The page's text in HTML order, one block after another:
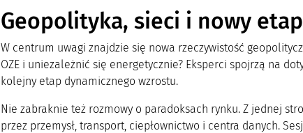
Geopolityka, sieci i nowy
W centrum uwagi znajdzie się nowa rzeczywistość
OZE i uniezależnić się energetycznie? Eksperci spojrzą na
kolejny etap dynamicznego wzrostu.
Nie zabraknie też rozmowy o paradoksach rynku. Z jednej
przez przemysł, transport, ciepłownictwo i centra danych.